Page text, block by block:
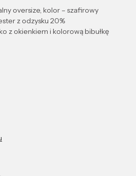
oversize, kolor – szafirowy
z odzysku 20%
z okienkiem i kolorową bibułkę